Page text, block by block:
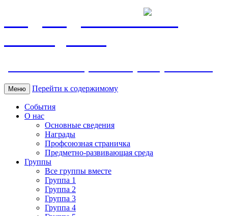
МБДОУ ДС "Калинка"
Меню Перейти к содержимому
События
О нас
Основные сведения
Награды
Профсоюзная страничка
Предметно-развивающая среда
Группы
Все группы вместе
Группа 1
Группа 2
Группа 3
Группа 4